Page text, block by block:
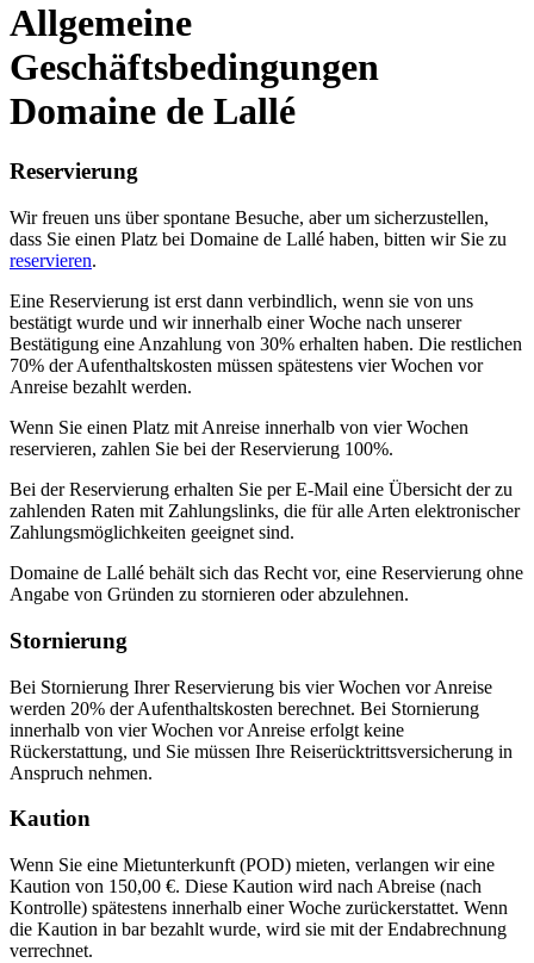
Allgemeine
Geschäftsbedingungen
Domaine de Lallé
Reservierung
Wir freuen uns über spontane Besuche, aber um sicherzustellen,
dass Sie einen Platz bei Domaine de Lallé haben, bitten wir Sie zu
reservieren.
Eine Reservierung ist erst dann verbindlich, wenn sie von uns
bestätigt wurde und wir innerhalb einer Woche nach unserer
Bestätigung eine Anzahlung von 30% erhalten haben. Die restlichen
70% der Aufenthaltskosten müssen spätestens vier Wochen vor
Anreise bezahlt werden.
Wenn Sie einen Platz mit Anreise innerhalb von vier Wochen
reservieren, zahlen Sie bei der Reservierung 100%.
Bei der Reservierung erhalten Sie per E-Mail eine Übersicht der zu
zahlenden Raten mit Zahlungslinks, die für alle Arten elektronischer
Zahlungsmöglichkeiten geeignet sind.
Domaine de Lallé behält sich das Recht vor, eine Reservierung ohne
Angabe von Gründen zu stornieren oder abzulehnen.
Stornierung
Bei Stornierung Ihrer Reservierung bis vier Wochen vor Anreise
werden 20% der Aufenthaltskosten berechnet. Bei Stornierung
innerhalb von vier Wochen vor Anreise erfolgt keine
Rückerstattung, und Sie müssen Ihre Reiserücktrittsversicherung in
Anspruch nehmen.
Kaution
Wenn Sie eine Mietunterkunft (POD) mieten, verlangen wir eine
Kaution von 150,00 €. Diese Kaution wird nach Abreise (nach
Kontrolle) spätestens innerhalb einer Woche zurückerstattet. Wenn
die Kaution in bar bezahlt wurde, wird sie mit der Endabrechnung
verrechnet.